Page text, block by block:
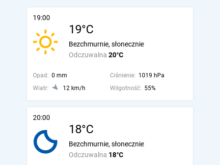
19:00
19°C
Odczuwalna 20°C
Bezchmurnie, słonecznie
Opad: 0 mm Ciśnienie: 1019 hPa
Wiatr:
12 km/h Wilgotność: 55%
20:00
18°C
Odczuwalna 18°C
Bezchmurnie, słonecznie